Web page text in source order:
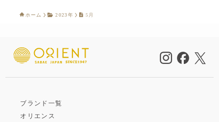
ホーム 2023年 5月
ブランド一覧
オリエンス